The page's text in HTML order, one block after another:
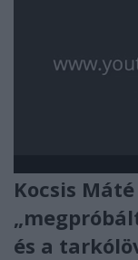
Kocsis
és a